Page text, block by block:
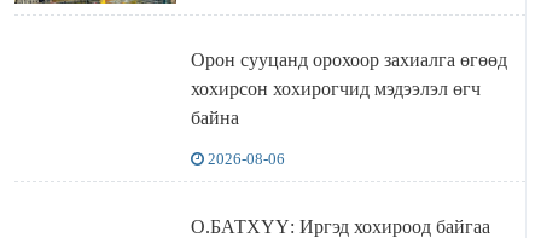
Орон сууцанд орохоор захиалга өгөөд
хохирсон хохирогчид мэдээлэл өгч
байна
2026-08-06
О.БАТХҮҮ: Иргэд хохироод байгаа